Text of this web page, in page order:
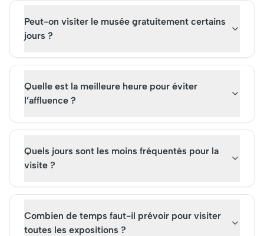
Peut-on visiter le musée gratuitement certains
jours ?
Quelle est la meilleure heure pour éviter
l’affluence ?
Quels jours sont les moins fréquentés pour la
visite ?
Combien de temps faut-il prévoir pour visiter
toutes les expositions ?